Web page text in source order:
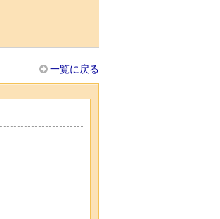
一覧に戻る